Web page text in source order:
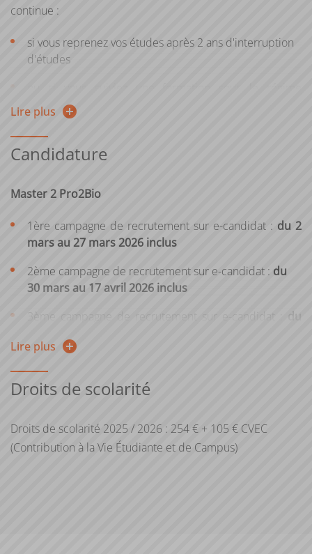
continue :
si vous reprenez vos études après 2 ans d'interruption
d'études
formation continue l’une des 2 années précédentes
ou si vous êtes salarié, demandeur d'emploi, travailleur
indépendant
formation, vous pouvez entreprendre une démarche
validation des acquis personnels et professionnels
(VAPP).
Pour plus d'informations, consultez la page web de la
Direction de la formation continue et de l’apprentissage
Lire plus
Candidature
Master 2 Pro2Bio
1ère campagne de recrutement sur e-candidat : du 2
mars au 27 mars 2026 inclus
2ème campagne de recrutement sur e-candidat : du
30 mars au 17 avril 2026 inclus
du
accéder à l'application E-candidat
Lire plus
Droits de scolarité
Droits de scolarité 2025 / 2026 : 254 € + 105 € CVEC
(Contribution à la Vie Étudiante et de Campus)